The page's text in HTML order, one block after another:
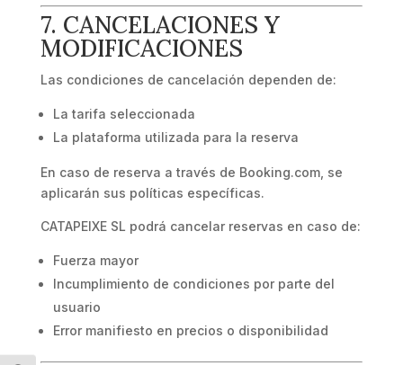
7. CANCELACIONES Y
MODIFICACIONES
Las condiciones de cancelación dependen de:
La tarifa seleccionada
La plataforma utilizada para la reserva
En caso de reserva a través de Booking.com, se
aplicarán sus políticas específicas.
CATAPEIXE SL podrá cancelar reservas en caso de:
Fuerza mayor
Incumplimiento de condiciones por parte del
usuario
Error manifiesto en precios o disponibilidad